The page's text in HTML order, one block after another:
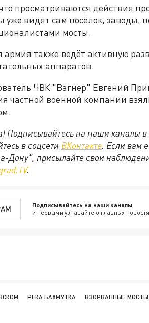
просматриваются действия
видят сам посёлок, заводы,
мосты.
армия также ведёт активную
аппаратов.
ЧВК "Вагнер" Евгений
частной военной компании
Подписывайтесь на наши каналы в
в соцсети ВКонтакте. Если вам
Дону", присылайте свои
.
Подписывайтесь на наши каналы
и первыми узнавайте о главных
РЕКА БАХМУТКА ВЗОРВАННЫЕ МОСТЫ